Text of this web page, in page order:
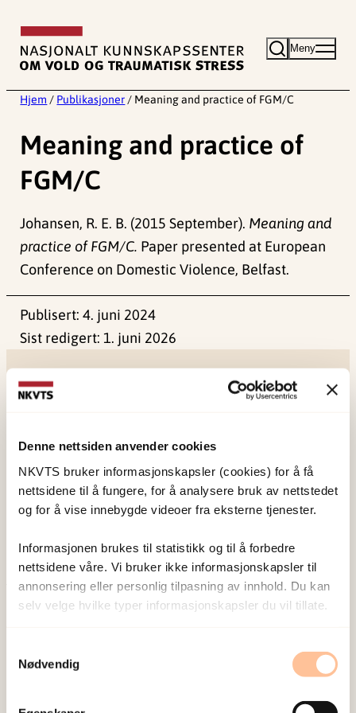
Denne nettsiden anvender cookies
NKVTS bruker informasjonskapsler (cookies) for å få
nettsidene til å fungere, for å analysere bruk av nettstedet
og for å vise innebygde videoer fra eksterne tjenester.
Informasjonen brukes til statistikk og til å forbedre
nettsidene våre. Vi bruker ikke informasjonskapsler til
annonsering eller personlig tilpasning av innhold. Du kan
selv velge hvilke typer informasjonskapsler du vil tillate.
Nødvendig
innhold
Meny
Hjem / Publikasjoner / Meaning and practice of FGM/C
Meaning and practice of
FGM/C
Johansen, R. E. B. (2015 September). Meaning and
practice of FGM/C. Paper presented at European
Conference on Domestic Violence, Belfast.
Publisert:4. juni 2024
Sist redigert: 1. juni 2026
om vold og traumatisk stress. Formålet er å bidra
til å forebygge og redusere de helsemessige og
stress kan medføre.
Om oss
Publikasjoner